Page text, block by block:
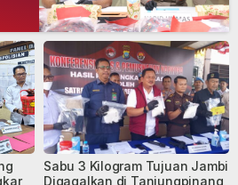
Sabu 3 Kilogram Tujuan Jambi
Digagalkan di Tanjungpinang,